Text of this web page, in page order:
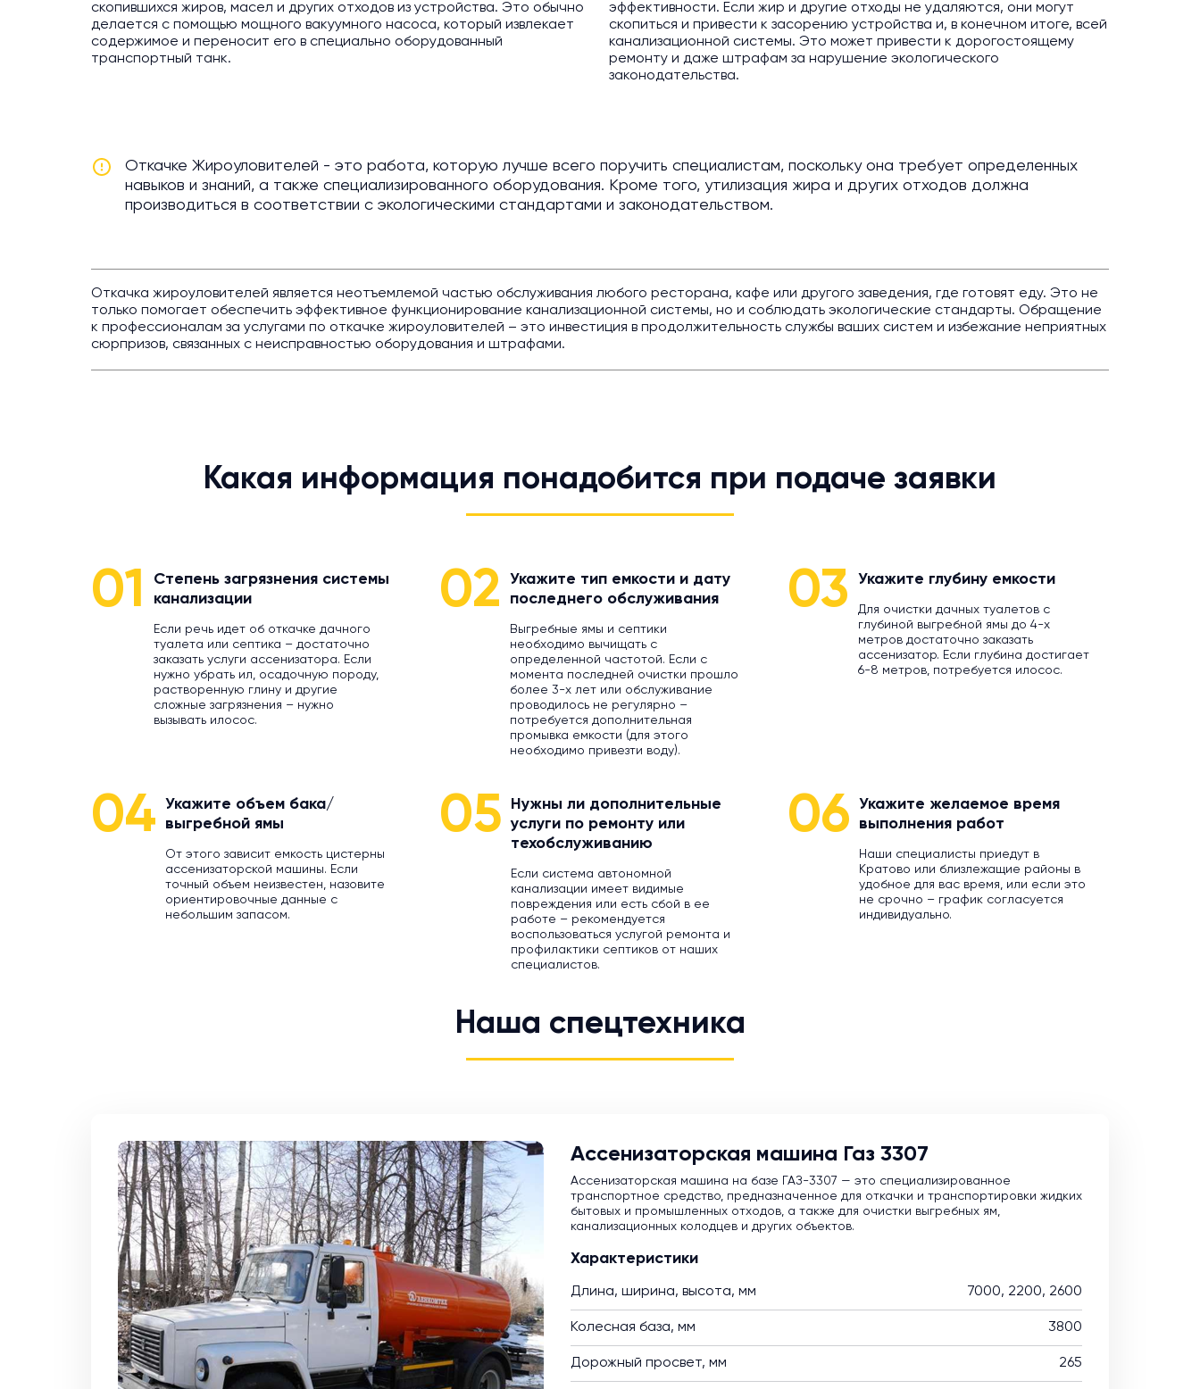
скопившихся жиров, масел и других отходов из устройства. Это обычно
делается с помощью мощного вакуумного насоса, который извлекает
содержимое и переносит его в специально оборудованный
транспортный танк.
эффективности. Если жир и другие отходы не удаляются, они могут
скопиться и привести к засорению устройства и, в конечном итоге, всей
канализационной системы. Это может привести к дорогостоящему
ремонту и даже штрафам за нарушение экологического
законодательства.
Откачке Жироуловителей - это работа, которую лучше всего поручить специалистам, поскольку она требует определенных
навыков и знаний, а также специализированного оборудования. Кроме того, утилизация жира и других отходов должна
производиться в соответствии с экологическими стандартами и законодательством.
Откачка жироуловителей является неотъемлемой частью обслуживания любого ресторана, кафе или другого заведения, где готовят еду. Это не
только помогает обеспечить эффективное функционирование канализационной системы, но и соблюдать экологические стандарты. Обращение
к профессионалам за услугами по откачке жироуловителей – это инвестиция в продолжительность службы ваших систем и избежание неприятных
сюрпризов, связанных с неисправностью оборудования и штрафами.
Какая информация понадобится при подаче заявки
01
Степень загрязнения системы
канализации
Если речь идет об откачке дачного
туалета или септика – достаточно
заказать услуги ассенизатора. Если
нужно убрать ил, осадочную породу,
растворенную глину и другие
сложные загрязнения – нужно
вызывать илосос.
02
Укажите тип емкости и дату
последнего обслуживания
Выгребные ямы и септики
необходимо вычищать с
определенной частотой. Если с
момента последней очистки прошло
более 3-х лет или обслуживание
проводилось не регулярно –
потребуется дополнительная
промывка емкости (для этого
необходимо привезти воду).
03 Укажите глубину емкости
Для очистки дачных туалетов с
глубиной выгребной ямы до 4-х
метров достаточно заказать
ассенизатор. Если глубина достигает
6-8 метров, потребуется илосос.
04
Укажите объем бака/
выгребной ямы
От этого зависит емкость цистерны
ассенизаторской машины. Если
точный объем неизвестен, назовите
ориентировочные данные с
небольшим запасом.
05
Нужны ли дополнительные
услуги по ремонту или
техобслуживанию
Если система автономной
канализации имеет видимые
повреждения или есть сбой в ее
работе – рекомендуется
воспользоваться услугой ремонта и
профилактики септиков от наших
специалистов.
06
Укажите желаемое время
выполнения работ
Наши специалисты приедут в
Кратово или близлежащие районы в
удобное для вас время, или если это
не срочно – график согласуется
индивидуально.
Наша спецтехника
Ассенизаторская машина Газ 3307
Ассенизаторская машина на базе ГАЗ-3307 — это специализированное
транспортное средство, предназначенное для откачки и транспортировки жидких
бытовых и промышленных отходов, а также для очистки выгребных ям,
канализационных колодцев и других объектов.
Характеристики
Длина, ширина, высота, мм 7000, 2200, 2600
Колесная база, мм 3800
Дорожный просвет, мм 265